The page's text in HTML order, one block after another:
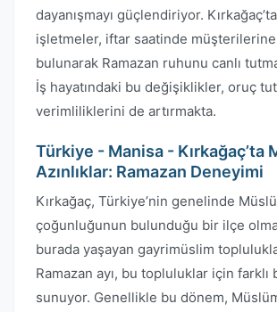
dayanışmayı güçlendiriyor.
işletmeler, iftar saatinde
bulunarak Ramazan ruhunu canlı
İş hayatındaki bu değişiklikler, oruç
verimliliklerini de artırmakta.
Türkiye - Manisa - Kırkağaç’ta
Azınlıklar: Ramazan Deneyimi
Kırkağaç, Türkiye’nin genelinde
çoğunluğunun bulunduğu bir ilçe
burada yaşayan gayrimüslim
Ramazan ayı, bu topluluklar için farklı
sunuyor. Genellikle bu dönem,